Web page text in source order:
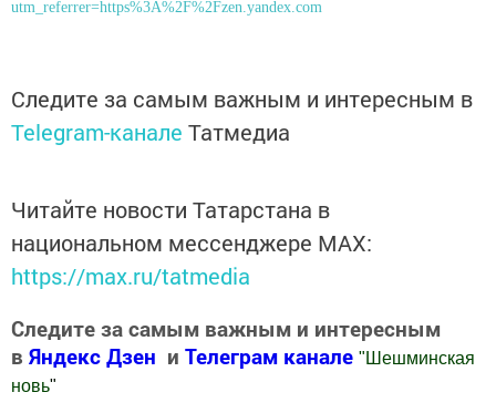
utm_referrer=https%3A%2F%2Fzen.yandex.com
Следите за самым важным и интересным в
Telegram-канале Татмедиа
Читайте новости Татарстана в
национальном мессенджере MАХ:
https://max.ru/tatmedia
Следите за самым важным и интересным
в Яндекс Дзен и Телеграм канале " Шешминская
новь"